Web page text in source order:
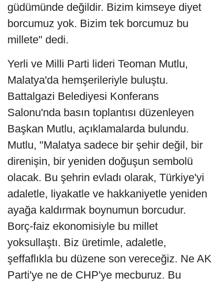
güdümünde değildir. Bizim kimseye diyet
borcumuz yok. Bizim tek borcumuz bu
millete" dedi.
Yerli ve Milli Parti lideri Teoman Mutlu,
Malatya'da hemşerileriyle buluştu.
Battalgazi Belediyesi Konferans
Salonu'nda basın toplantısı düzenleyen
Başkan Mutlu, açıklamalarda bulundu.
Mutlu, "Malatya sadece bir şehir değil, bir
direnişin, bir yeniden doğuşun sembolü
olacak. Bu şehrin evladı olarak, Türkiye'yi
adaletle, liyakatle ve hakkaniyetle yeniden
ayağa kaldırmak boynumun borcudur.
Borç-faiz ekonomisiyle bu millet
yoksullaştı. Biz üretimle, adaletle,
şeffaflıkla bu düzene son vereceğiz. Ne AK
Parti'ye ne de CHP'ye mecburuz. Bu